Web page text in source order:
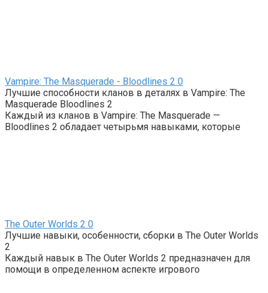
Vampire: The Masquerade - Bloodlines 2 0
Лучшие способности кланов в деталях в Vampire: The
Masquerade Bloodlines 2
Каждый из кланов в Vampire: The Masquerade —
Bloodlines 2 обладает четырьмя навыками, которые
The Outer Worlds 2 0
Лучшие навыки, особенности, сборки в The Outer Worlds
2
Каждый навык в The Outer Worlds 2 предназначен для
помощи в определенном аспекте игрового